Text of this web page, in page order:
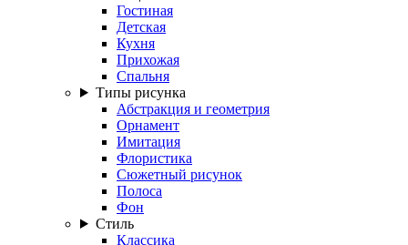
Гостиная
Детская
Кухня
Прихожая
Спальня
Типы рисунка
Абстракция и геометрия
Орнамент
Имитация
Флористика
Сюжетный рисунок
Полоса
Фон
Стиль
Классика